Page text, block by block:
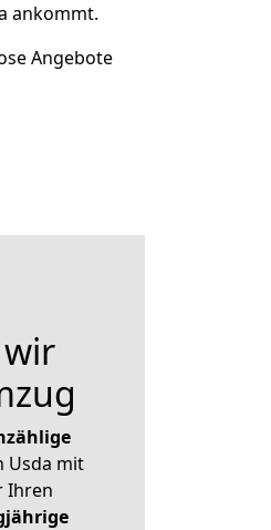
ankommt.
Angebote
Usda mit
Ihren